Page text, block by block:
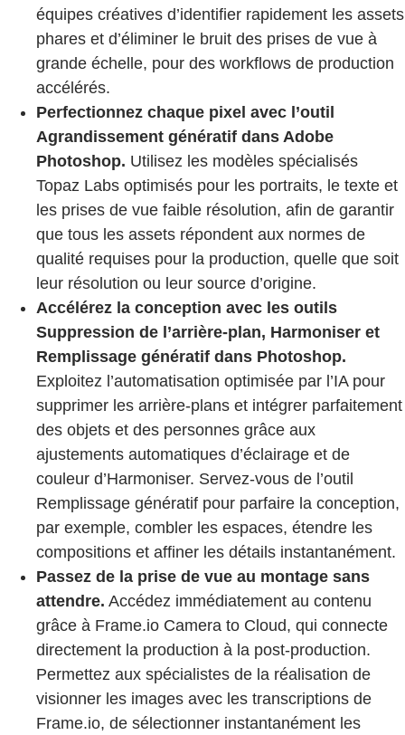
équipes créatives d’identifier rapidement les assets
phares et d’éliminer le bruit des prises de vue à
grande échelle, pour des workflows de production
accélérés.
Perfectionnez chaque pixel avec l’outil
Agrandissement génératif dans Adobe
Photoshop. Utilisez les modèles spécialisés
Topaz Labs optimisés pour les portraits, le texte et
les prises de vue faible résolution, afin de garantir
que tous les assets répondent aux normes de
qualité requises pour la production, quelle que soit
leur résolution ou leur source d’origine.
Accélérez la conception avec les outils
Suppression de l’arrière-plan, Harmoniser et
Remplissage génératif dans Photoshop.
Exploitez l’automatisation optimisée par l’IA pour
supprimer les arrière-plans et intégrer parfaitement
des objets et des personnes grâce aux
ajustements automatiques d’éclairage et de
couleur d’Harmoniser. Servez-vous de l’outil
Remplissage génératif pour parfaire la conception,
par exemple, combler les espaces, étendre les
compositions et affiner les détails instantanément.
Passez de la prise de vue au montage sans
attendre. Accédez immédiatement au contenu
grâce à Frame.io Camera to Cloud, qui connecte
directement la production à la post-production.
Permettez aux spécialistes de la réalisation de
visionner les images avec les transcriptions de
Frame.io, de sélectionner instantanément les